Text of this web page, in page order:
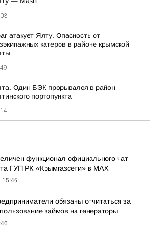
атакует Ялту. Опасность от
катеров в районе крымской
Один БЭК прорывался в район
портопункта
функционал официального чат-
ГУП РК «Крымгазсети» в МАХ
15:46
обязаны отчитаться за
займов на генераторы